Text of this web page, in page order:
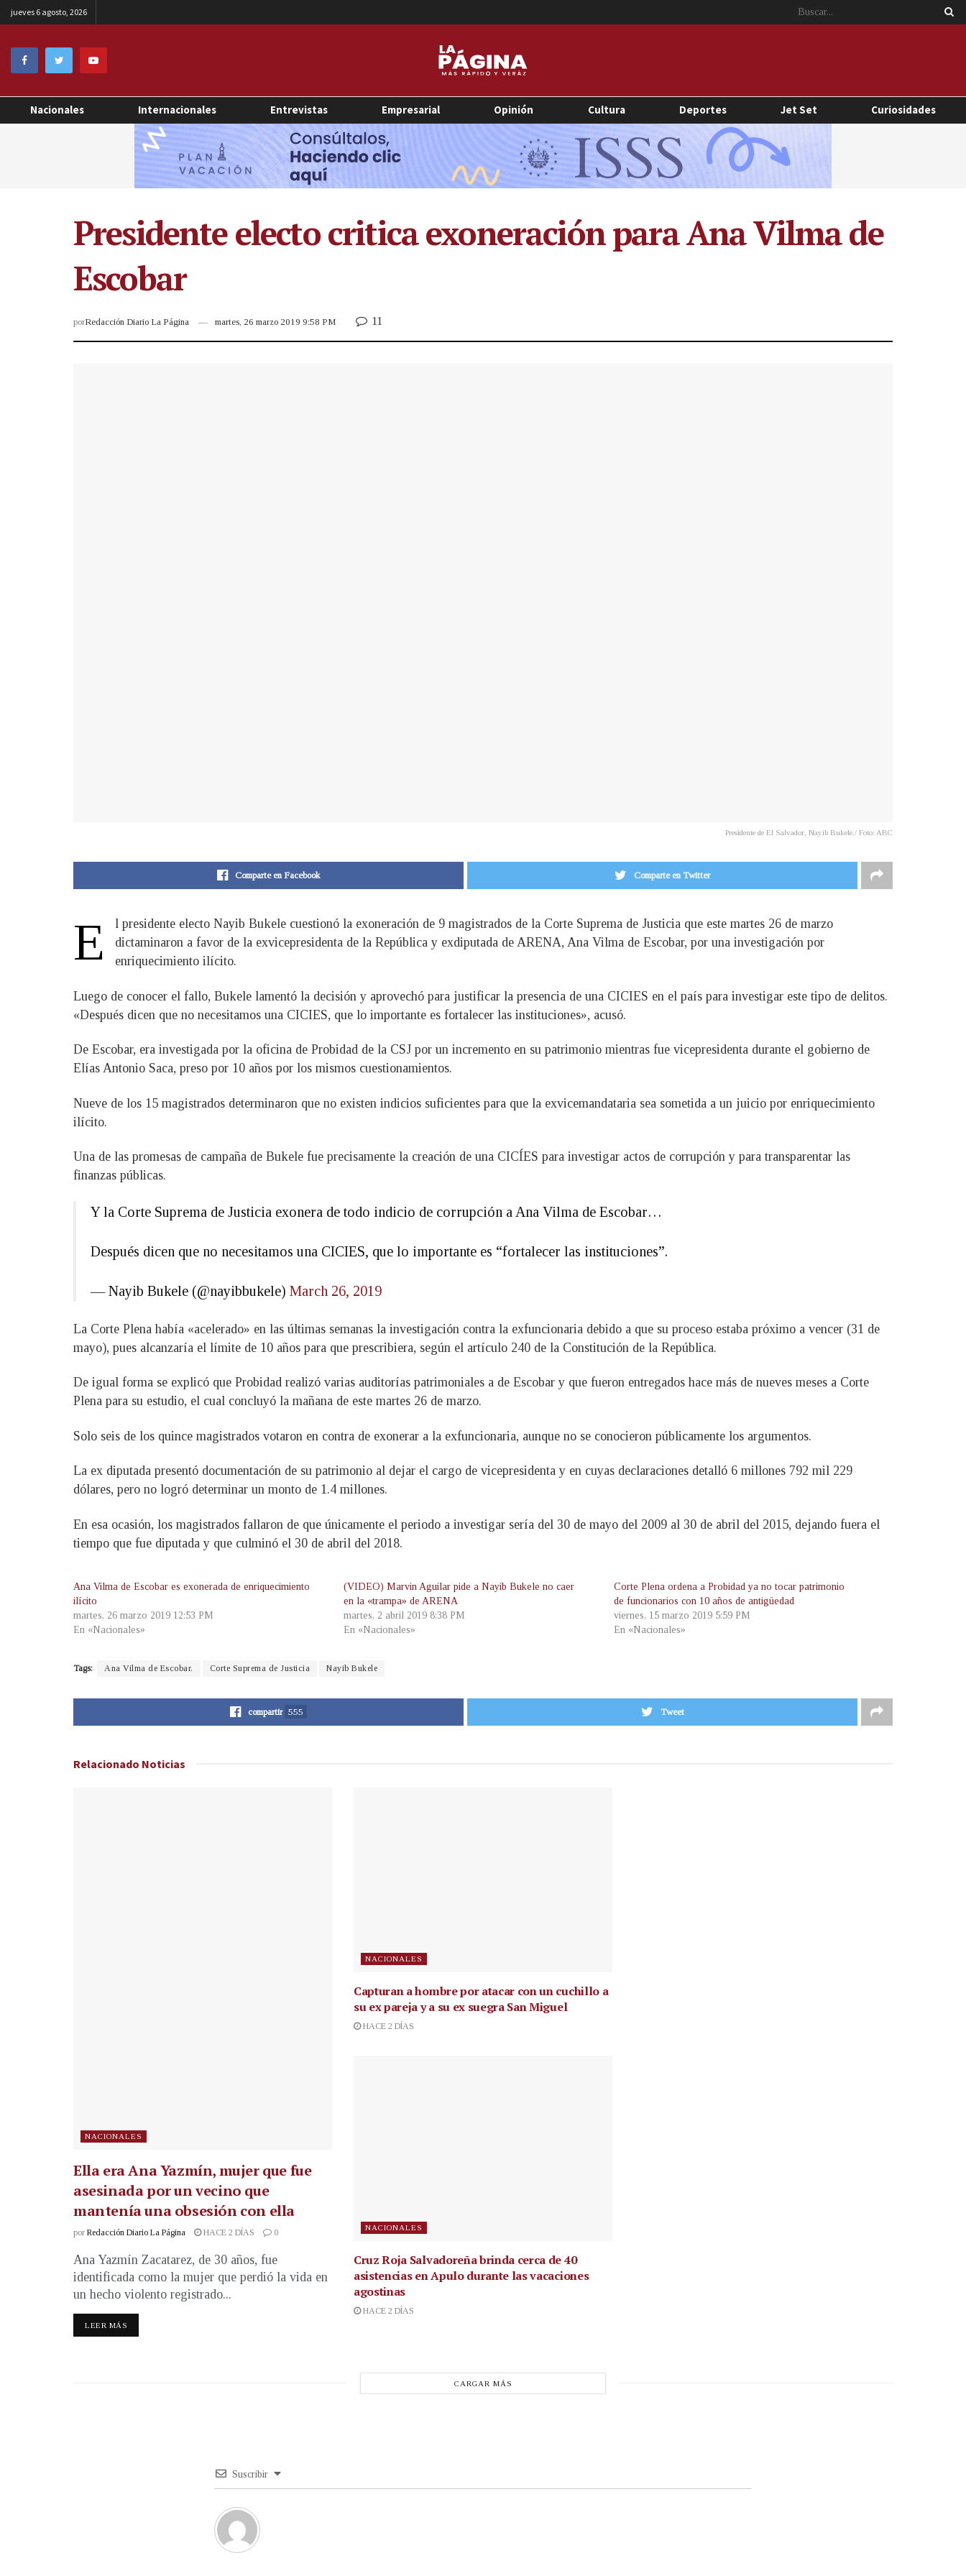
jueves 6 agosto, 2026
Nacionales Internacionales Entrevistas Empresarial Opinión Cultura Deportes Jet Set Curiosidades
Presidente electo critica exoneración para Ana Vilma de
Escobar
porRedacción Diario La Página martes, 26 marzo 2019 9:58 PM 11
Presidente de El Salvador, Nayib Bukele./ Foto: ABC
Comparte en Facebook Comparte en Twitter
E
l presidente electo Nayib Bukele cuestionó la exoneración de 9 magistrados de la Corte Suprema de Justicia que este martes 26 de marzo
dictaminaron a favor de la exvicepresidenta de la República y exdiputada de ARENA, Ana Vilma de Escobar, por una investigación por
enriquecimiento ilícito.
Luego de conocer el fallo, Bukele lamentó la decisión y aprovechó para justificar la presencia de una CICIES en el país para investigar este tipo de delitos.
«Después dicen que no necesitamos una CICIES, que lo importante es fortalecer las instituciones», acusó.
De Escobar, era investigada por la oficina de Probidad de la CSJ por un incremento en su patrimonio mientras fue vicepresidenta durante el gobierno de
Elías Antonio Saca, preso por 10 años por los mismos cuestionamientos.
Nueve de los 15 magistrados determinaron que no existen indicios suficientes para que la exvicemandataria sea sometida a un juicio por enriquecimiento
ilícito.
Una de las promesas de campaña de Bukele fue precisamente la creación de una CICÍES para investigar actos de corrupción y para transparentar las
finanzas públicas.
Y la Corte Suprema de Justicia exonera de todo indicio de corrupción a Ana Vilma de Escobar…
Después dicen que no necesitamos una CICIES, que lo importante es “fortalecer las instituciones”.
— Nayib Bukele (@nayibbukele) March 26, 2019
La Corte Plena había «acelerado» en las últimas semanas la investigación contra la exfuncionaria debido a que su proceso estaba próximo a vencer (31 de
mayo), pues alcanzaría el límite de 10 años para que prescribiera, según el artículo 240 de la Constitución de la República.
De igual forma se explicó que Probidad realizó varias auditorías patrimoniales a de Escobar y que fueron entregados hace más de nueves meses a Corte
Plena para su estudio, el cual concluyó la mañana de este martes 26 de marzo.
Solo seis de los quince magistrados votaron en contra de exonerar a la exfuncionaria, aunque no se conocieron públicamente los argumentos.
La ex diputada presentó documentación de su patrimonio al dejar el cargo de vicepresidenta y en cuyas declaraciones detalló 6 millones 792 mil 229
dólares, pero no logró determinar un monto de 1.4 millones.
En esa ocasión, los magistrados fallaron de que únicamente el periodo a investigar sería del 30 de mayo del 2009 al 30 de abril del 2015, dejando fuera el
tiempo que fue diputada y que culminó el 30 de abril del 2018.
Ana Vilma de Escobar es exonerada de enriquecimiento
ilícito
martes, 26 marzo 2019 12:53 PM
En «Nacionales»
(VIDEO) Marvin Aguilar pide a Nayib Bukele no caer
en la «trampa» de ARENA
martes, 2 abril 2019 8:38 PM
En «Nacionales»
Corte Plena ordena a Probidad ya no tocar patrimonio
de funcionarios con 10 años de antigüedad
viernes, 15 marzo 2019 5:59 PM
En «Nacionales»
Tags: Ana Vilma de Escobar. Corte Suprema de Justicia Nayib Bukele
compartir 555 Tweet
Relacionado Noticias
NACIONALES
Ella era Ana Yazmín, mujer que fue
asesinada por un vecino que
mantenía una obsesión con ella
por Redacción Diario La Página HACE 2 DÍAS 0
Ana Yazmín Zacatarez, de 30 años, fue
identificada como la mujer que perdió la vida en
un hecho violento registrado...
LEER MÁS
NACIONALES
Capturan a hombre por atacar con un cuchillo a
su ex pareja y a su ex suegra San Miguel
HACE 2 DÍAS
NACIONALES
Cruz Roja Salvadoreña brinda cerca de 40
asistencias en Apulo durante las vacaciones
agostinas
HACE 2 DÍAS
CARGAR MÁS
Suscribir